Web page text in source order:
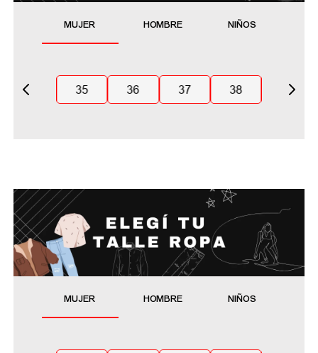
MUJER HOMBRE NIÑOS
35 36 37 38
MUJER HOMBRE NIÑOS